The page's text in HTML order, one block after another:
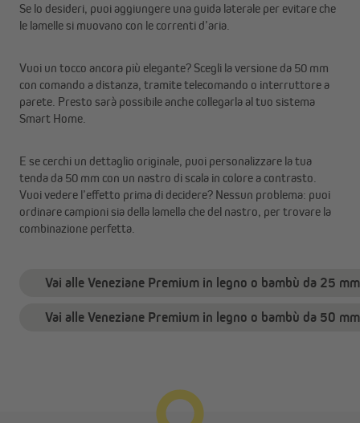
Se lo desideri, puoi aggiungere una guida laterale per evitare che
le lamelle si muovano con le correnti d’aria.
Vuoi un tocco ancora più elegante? Scegli la versione da 50 mm
con comando a distanza, tramite telecomando o interruttore a
parete. Presto sarà possibile anche collegarla al tuo sistema
Smart Home.
E se cerchi un dettaglio originale, puoi personalizzare la tua
tenda da 50 mm con un nastro di scala in colore a contrasto.
Vuoi vedere l’effetto prima di decidere? Nessun problema: puoi
ordinare campioni sia della lamella che del nastro, per trovare la
combinazione perfetta.
Vai alle Veneziane Premium in legno o bambù da 25 mm
Vai alle Veneziane Premium in legno o bambù da 50 mm